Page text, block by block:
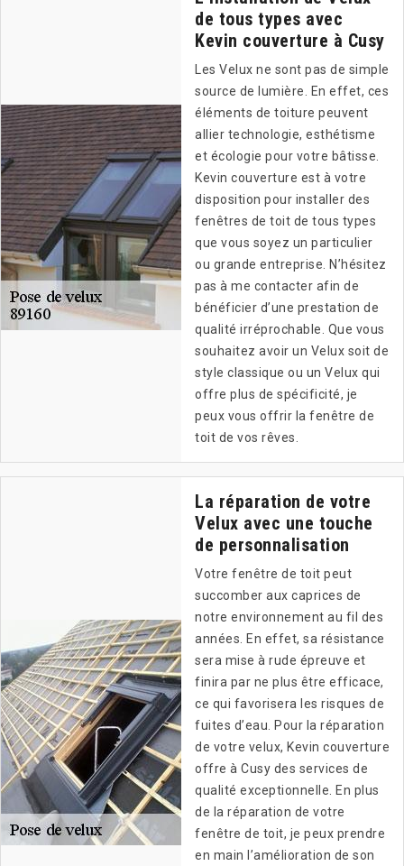
de tous types avec
Kevin couverture à Cusy
Les Velux ne sont pas de simple
source de lumière. En effet, ces
éléments de toiture peuvent
allier technologie, esthétisme
et écologie pour votre bâtisse.
Kevin couverture est à votre
disposition pour installer des
fenêtres de toit de tous types
que vous soyez un particulier
ou grande entreprise. N’hésitez
pas à me contacter afin de
bénéficier d’une prestation de
qualité irréprochable. Que vous
souhaitez avoir un Velux soit de
style classique ou un Velux qui
offre plus de spécificité, je
peux vous offrir la fenêtre de
toit de vos rêves.
La réparation de votre
Velux avec une touche
de personnalisation
Votre fenêtre de toit peut
succomber aux caprices de
notre environnement au fil des
années. En effet, sa résistance
sera mise à rude épreuve et
finira par ne plus être efficace,
ce qui favorisera les risques de
fuites d’eau. Pour la réparation
de votre velux, Kevin couverture
offre à Cusy des services de
qualité exceptionnelle. En plus
de la réparation de votre
fenêtre de toit, je peux prendre
en main l’amélioration de son